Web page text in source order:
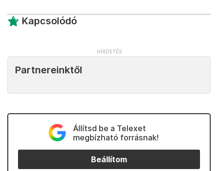
Kapcsolódó
Partnereinktől
Állítsd be a Telexet
megbízható forrásnak!
Beállítom